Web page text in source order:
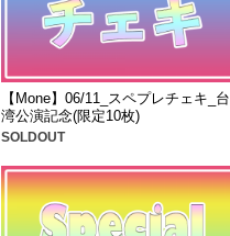
【Mone】06/11_スペプレチェキ_台
湾公演記念(限定10枚)
SOLDOUT